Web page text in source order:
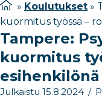
» Koulutukset »
kuormitus työssä –
Tampere:
kuormitus
esihenkilönä
Julkaistu 15.8.2024 /